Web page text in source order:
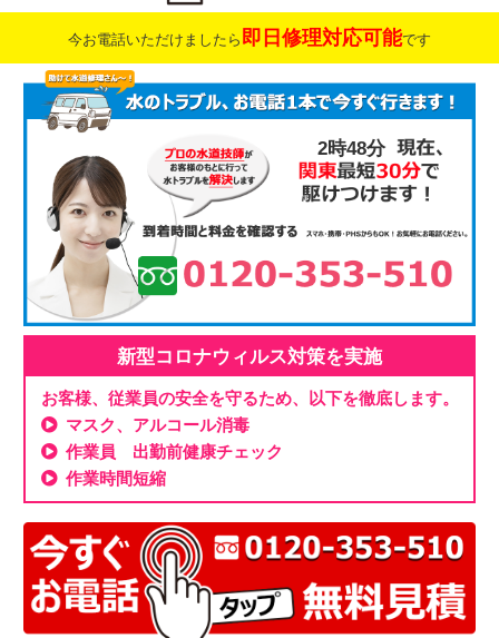
今お電話いただけましたら 即日修理対応可能です
2時48分
新型コロナウィルス対策を実施
お客様、従業員の安全を守るため、以下を徹底します。
マスク、アルコール消毒
作業員 出勤前健康チェック
作業時間短縮